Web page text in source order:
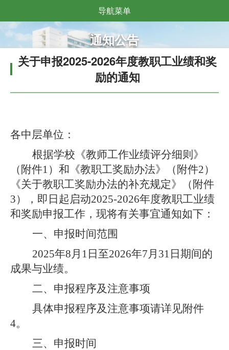
导航菜单
通知公告
关于申报2025-2026年度教职工业绩和奖
励的通知
各中层单位：
根据学校《教师工作业绩评分细则》
（附件1）和《教职工奖励办法》（附件2）
《关于教职工奖励办法的补充规定》（附件
3），即日起启动2025-2026年度教职工业绩
和奖励申报工作，现将有关事宜通知如下：
一、申报时间范围
2025年8月1日至2026年7月31日期间的
成果与业绩。
二、申报程序及注意事项
具体申报程序及注意事项请详见附件
4。
三、申报时间